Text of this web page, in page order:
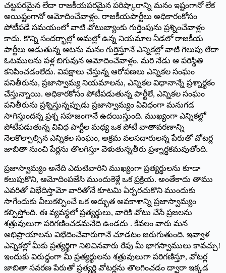
చ‌ట్ట‌ప‌ర‌మైన లేదా రాజ‌కీయ‌ప‌ర‌మైన ప‌రిష్కారాన్ని మ‌నం ఇష్టంగానో లేక
అయిష్టంగానో ఆమోదించేవాళ్లం. రాజ‌కీయ‌పార్టీలు అధికారంకోసం
పోటీప‌డే స‌మ‌యంలో వాటి వోటుబ్యాంకు గుర్తింపును ప్ర‌శ్నించేవాళ్లం
కాదు. కొన్ని సంద‌ర్భాల్లో అమ‌ల్లో ఉన్న నియ‌మాల నీడ‌లో రాజ‌కీయ
పార్టీలు ఆడుతున్న ఆట‌ను మ‌నం గుర్తిస్తూనే ఎన్నిక‌ల్లో వాటి గెలుపు లేదా
ఓట‌ముల‌ను ప‌ళ్ల బిగువున ఆమోదించేవాళ్లం. మ‌రి నేడు ఆ ప‌రిస్థితి
క‌నిపించ‌డంలేదు. విప‌క్షాలు చేస్తున్న ఆరోప‌ణ‌లు ఎన్నిక‌ల సంఘం
ప‌నితీరును, ప్ర‌జాస్వామ్య నియ‌మాల‌ను, ఎన్నిక‌ల విధానాన్నే ప్ర‌శ్నార్థ‌కం
చేస్తున్నాయి. అధికారకోసం పోటీప‌డుతున్న పార్టీలే, ఎన్నికల సంఘం
ప‌నితీరును ప్ర‌శ్నిస్తున్న‌ప్పుడు ప్ర‌జాస్వామ్యం ఏవిధంగా మ‌నుగ‌డ
సాగిస్తుంద‌న్న ప్ర‌శ్న స‌హ‌జంగానే ఉద‌యిస్తుంది. ముఖ్యంగా ఎన్నిక‌ల్లో
పోటీప‌డుతున్న వివిధ పార్టీల మ‌ధ్య ఒక పోటీ వాతావ‌ర‌ణాన్ని
నెల‌కొల్పాల్సిన ఎన్నిక‌ల సంఘం, అక్ర‌మ వ‌ల‌స‌దారుల‌న్న పేరుతో వోట‌ర్ల
జాబితా నుంచి పేర్ల‌ను తొల‌గిస్తూ వెళుతున్నతీరు ప్ర‌శ్నార్థ‌క‌మ‌వుతోంది.
ప్ర‌జాస్వామ్యం అనేది ఎదుటివారిని ముఖ్యంగా ప్ర‌త్య‌ర్థుల‌ను కూడా
క‌లుపుకొని, ఆమోదింప‌జేసి ముందుకెళ్లే ఒక ప్ర‌క్రియ‌. అంతేకాదు తాము
ఎవ‌రితో విభేదిస్తామో వారితోనే కూట‌మి ఏర్పర‌చుకొని ముందుకు
సాగేందుకు వీలుక‌ల్పించే ఒక అద్భుత అవ‌కాశాన్ని ప్ర‌జాస్వామ్యం
క‌ల్పిస్తోంది. ఈ వ్య‌వ‌స్థ‌లో ప్ర‌త్య‌ర్థులు, వారికి వోటు చేసే ప్ర‌జ‌ల‌ను
శ‌త్రువులుగా ప‌రిగ‌ణించ‌డ‌మ‌నేది ఉండదు . కేవ‌లం వారు మ‌న
అభిప్రాయాల‌ను విభేదించేవారుగానే చూడ‌టం జ‌రుగుతుంది. ఇవ్వాళ
ఎన్నిక‌ల్లో మీకు ప్ర‌త్య‌ర్థిగా నిలిచిన‌వారు రేపు మీ భాగ‌స్వాములు కావ‌చ్చు!
ఇందుకు విరుద్ధంగా మీ ప్ర‌త్య‌ర్థుల‌ను శత్రువులుగా ప‌రిగ‌ణిస్తూ, వోట‌ర్ల
జాబితా స‌వ‌ర‌ణ పేరుతో ప్ర‌త్య‌ర్థి వోట‌ర్లను తొల‌గించ‌డం ద్వారా ఇక్క‌డ